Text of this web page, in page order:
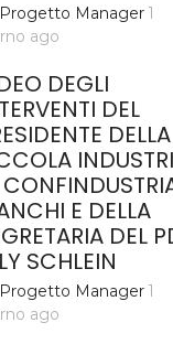
Progetto Manager 1
ago
DEGLI
DEL
DELLA
E DELLA
DEL
SCHLEIN
Progetto Manager 1
ago